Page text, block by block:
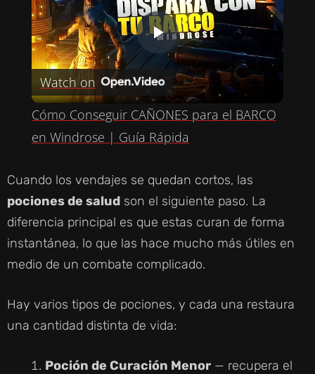
P
L
A
Y
V
I
D
Watch on
Cómo Conseguir CAÑONES para el BARCO
en Windrose | Guía Rápida
Cuando los vendajes se quedan cortos, las
pociones de salud son el siguiente paso. La
diferencia principal es que estas curan de forma
instantánea, lo que las hace mucho más útiles en
medio de un combate complicado.
Hay varios tipos de pociones, y cada una restaura
una cantidad distinta de vida:
Poción de Curación Menor — recupera el